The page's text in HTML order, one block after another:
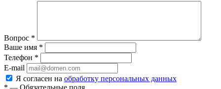
Вопрос *
Ваше имя *
Телефон *
E-mail
Я согласен на обработку персональных данных